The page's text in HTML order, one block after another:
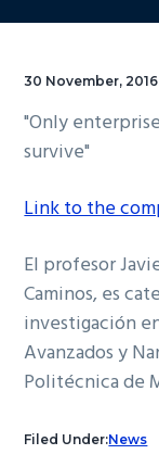
30 November, 2016
"Only
survive"
Link to the
El profesor
Caminos, es
investigación
Avanzados y
Politécnica de
Filed Under:News